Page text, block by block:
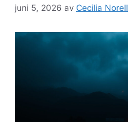
juni 5, 2026 av Cecilia Norell